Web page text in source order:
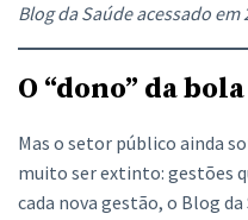
Blog da Saúde acessado em
O “dono” da bola
Mas o setor público ainda
muito ser extinto: gestões
cada nova gestão, o Blog da